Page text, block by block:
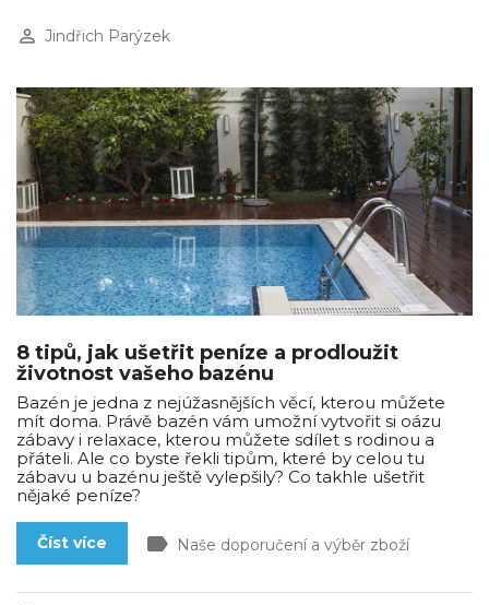
perm_identity Jindřich Parýzek
8 tipů, jak ušetřit peníze a prodloužit
životnost vašeho bazénu
Bazén je jedna z nejúžasnějších věcí, kterou můžete
mít doma. Právě bazén vám umožní vytvořit si oázu
zábavy i relaxace, kterou můžete sdílet s rodinou a
přáteli. Ale co byste řekli tipům, které by celou tu
zábavu u bazénu ještě vylepšily? Co takhle ušetřit
nějaké peníze?
Číst více label Naše doporučení a výběr zboží